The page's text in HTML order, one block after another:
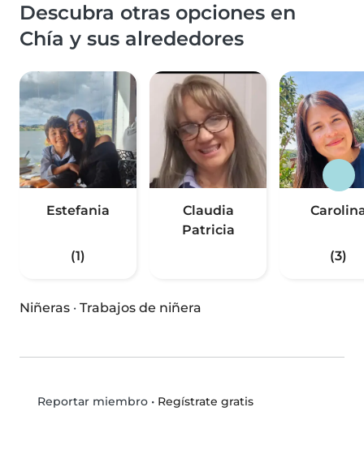
Descubra otras opciones en
Chía y sus alrededores
Estefania
(1)
Claudia
Patricia
(3)
Niñeras · Trabajos de niñera
Reportar miembro• Regístrate gratis